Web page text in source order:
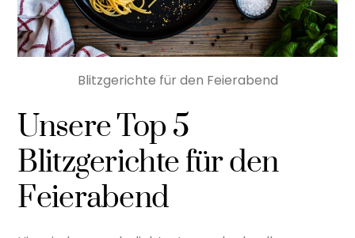
Blitzgerichte für den Feierabend
Unsere Top 5
Blitzgerichte für den
Feierabend